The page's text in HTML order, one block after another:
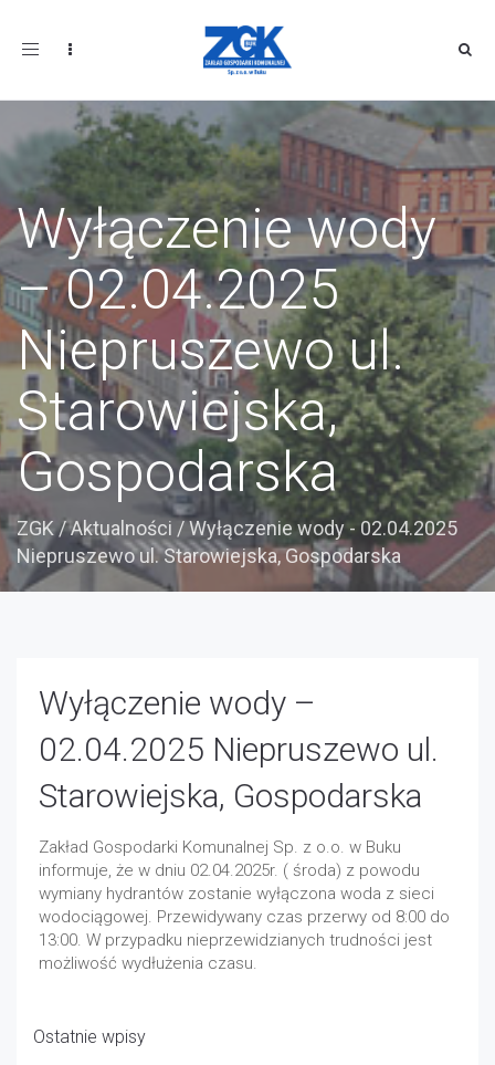
Toggle
Wyłączenie wody
– 02.04.2025
Niepruszewo ul.
Starowiejska,
Gospodarska
ZGK/Aktualności /Wyłączenie wody - 02.04.2025
Niepruszewo ul. Starowiejska, Gospodarska
Wyłączenie wody –
02.04.2025 Niepruszewo ul.
Starowiejska, Gospodarska
Zakład Gospodarki Komunalnej Sp. z o.o. w Buku
informuje, że w dniu 02.04.2025r. ( środa) z powodu
wymiany hydrantów zostanie wyłączona woda z sieci
wodociągowej. Przewidywany czas przerwy od 8:00 do
13:00. W przypadku nieprzewidzianych trudności jest
możliwość wydłużenia czasu.
Ostatnie wpisy